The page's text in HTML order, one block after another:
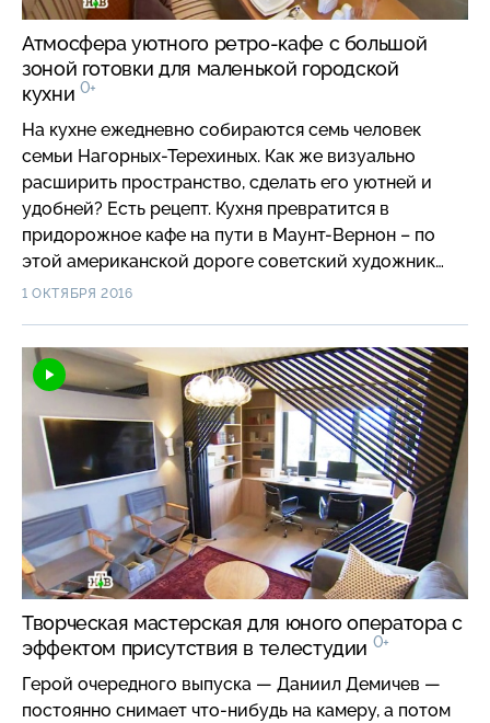
Атмосфера уютного ретро-кафе с большой
зоной готовки для маленькой городской
кухни 0+
На кухне ежедневно собираются семь человек
семьи Нагорных-Терехиных. Как же визуально
расширить пространство, сделать его уютней и
удобней? Есть рецепт. Кухня превратится в
придорожное кафе на пути в Маунт-Вернон – по
этой американской дороге советский художник
Александр Дейнеко проехал 80 лет назад. Его
1 ОКТЯБРЯ 2016
Творческая мастерская для юного оператора с
эффектом присутствия в телестудии 0+
Герой очередного выпуска — Даниил Демичев —
постоянно снимает что-нибудь на камеру, а потом